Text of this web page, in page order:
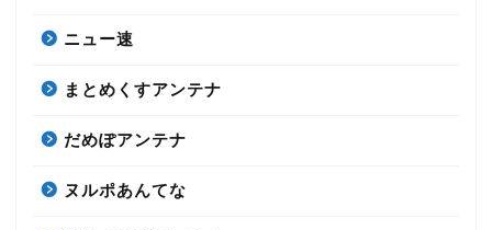
ニュー速
まとめくすアンテナ
だめぽアンテナ
ヌルポあんてな